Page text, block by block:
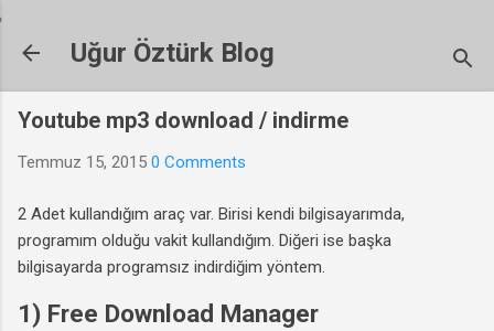
Uğur Öztürk Blog
Youtube mp3 download / indirme
Temmuz 15, 2015 0 Comments
2 Adet kullandığım araç var. Birisi kendi bilgisayarımda,
programım olduğu vakit kullandığım. Diğeri ise başka
bilgisayarda programsız indirdiğim yöntem.
1) Free Download Manager